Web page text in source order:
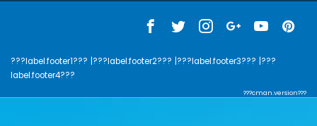
???label.footer1??? |???label.footer2??? |???label.footer3??? |???
label.footer4???
???cman.version???